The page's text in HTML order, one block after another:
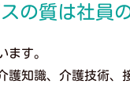
の質は社員
ます。
知識、介護技術